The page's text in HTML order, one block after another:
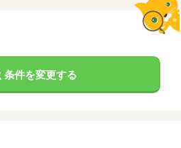
条件を変更する